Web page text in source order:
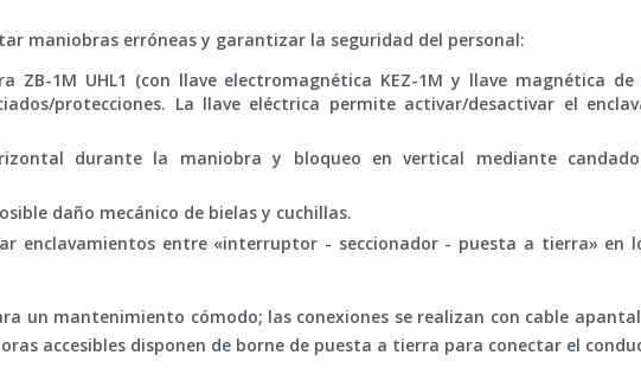
maniobras erróneas y garantizar la seguridad del personal:
ZB-1M UHL1 (con llave electromagnética KEZ-1M y llave magnética
protecciones. La llave eléctrica permite activar/desactivar el
durante la maniobra y bloqueo en vertical mediante
daño mecánico de bielas y cuchillas.
enclavamientos entre «interruptor - seccionador - puesta a tierra» en
un mantenimiento cómodo; las conexiones se realizan con cable
accesibles disponen de borne de puesta a tierra para conectar el